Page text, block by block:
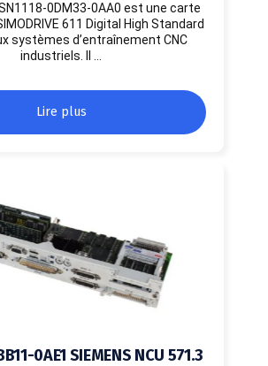
0DM33-0AA0 est une carte
611 Digital High Standard
systèmes d’entraînement CNC
industriels. Il …
Lire plus
0AE1 SIEMENS NCU 571.3